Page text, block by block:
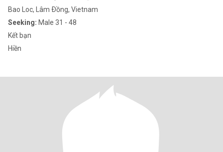
Bao Loc, Lâm Ðồng, Vietnam
Seeking: Male 31 - 48
Kết bạn
Hiền